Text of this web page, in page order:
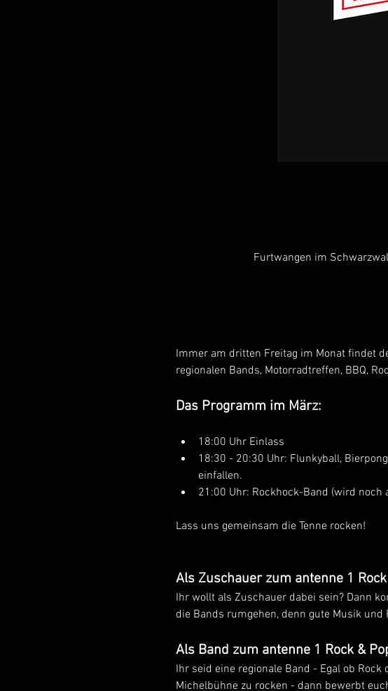
Furtwangen im
Immer am dritten Freitag im Monat findet
regionalen Bands, Motorradtreffen, BBQ,
Das Programm im März:
18:00 Uhr Einlass
18:30 - 20:30 Uhr: Flunkyball,
einfallen.
21:00 Uhr: Rockhock-Band (wird noch
Lass uns gemeinsam die Tenne rocken!
Als Zuschauer zum antenne 1
Ihr wollt als Zuschauer dabei sein? Dann
die Bands rumgehen, denn gute Musik und
Als Band zum antenne 1 Rock &
Ihr seid eine regionale Band - Egal ob
Michelbühne zu rocken - dann bewerbt